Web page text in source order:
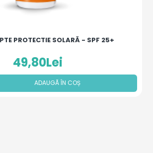
PROTECTIE SOLARĂ - SPF 25+
49,80Lei
ADAUGÃ ÎN COȘ